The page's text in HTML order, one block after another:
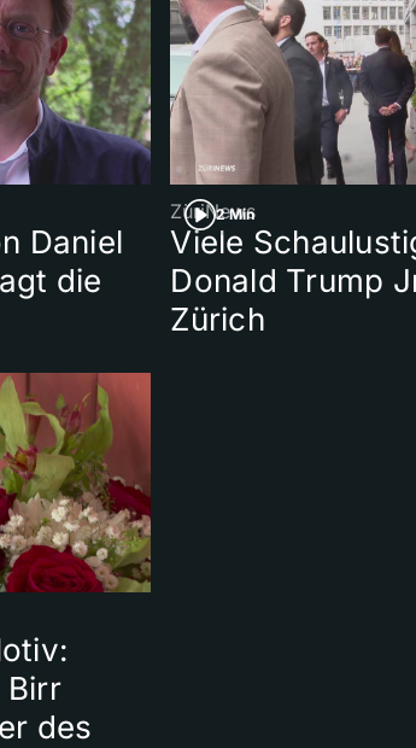
Daniel
die
2 Min
ZüriNews
Viele
Donald Trump
Zürich
Birr
des